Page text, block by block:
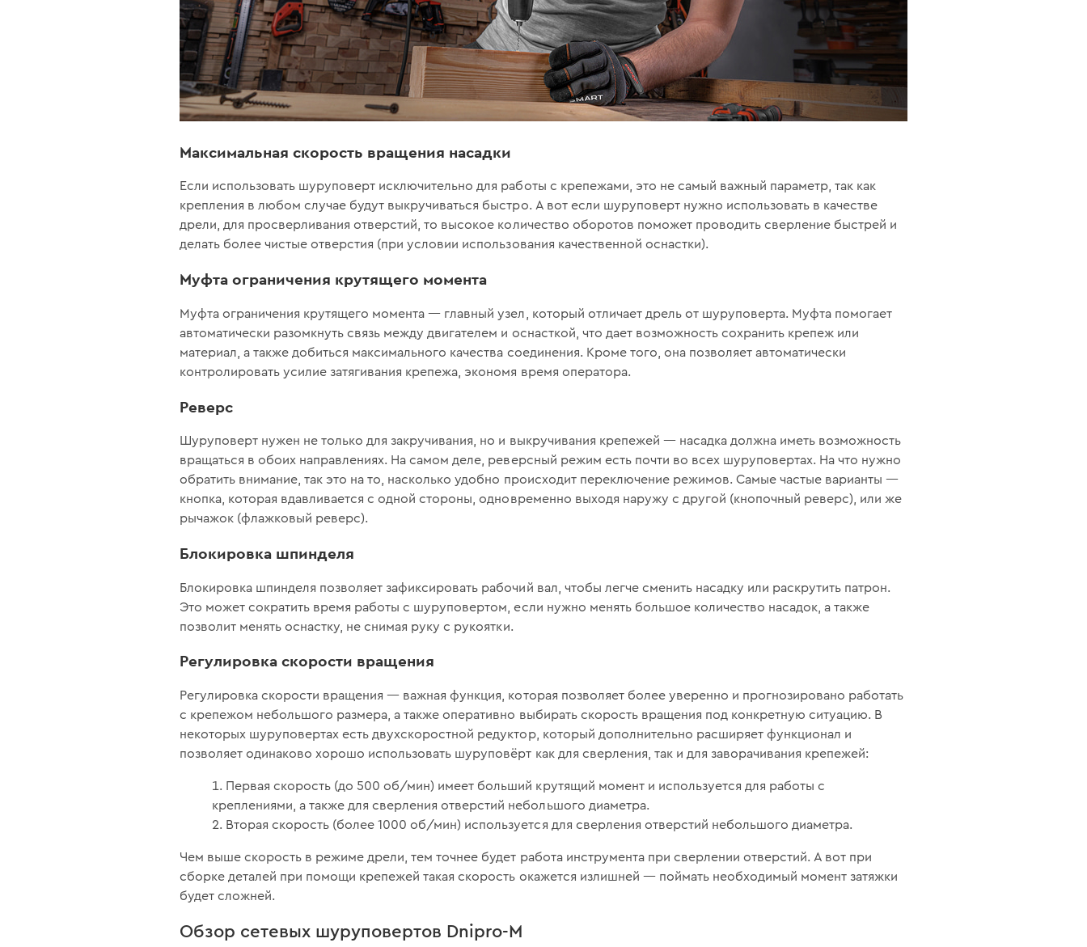
Максимальная скорость вращения насадки
Если использовать шуруповерт исключительно для работы с крепежами, это не самый важный параметр, так как
крепления в любом случае будут выкручиваться быстро. А вот если шуруповерт нужно использовать в качестве
дрели, для просверливания отверстий, то высокое количество оборотов поможет проводить сверление быстрей и
делать более чистые отверстия (при условии использования качественной оснастки).
Муфта ограничения крутящего момента
Муфта ограничения крутящего момента — главный узел, который отличает дрель от шуруповерта. Муфта помогает
автоматически разомкнуть связь между двигателем и оснасткой, что дает возможность сохранить крепеж или
материал, а также добиться максимального качества соединения. Кроме того, она позволяет автоматически
контролировать усилие затягивания крепежа, экономя время оператора.
Реверс
Шуруповерт нужен не только для закручивания, но и выкручивания крепежей — насадка должна иметь возможность
вращаться в обоих направлениях. На самом деле, реверсный режим есть почти во всех шуруповертах. На что нужно
обратить внимание, так это на то, насколько удобно происходит переключение режимов. Самые частые варианты —
кнопка, которая вдавливается с одной стороны, одновременно выходя наружу с другой (кнопочный реверс), или же
рычажок (флажковый реверс).
Блокировка шпинделя
Блокировка шпинделя позволяет зафиксировать рабочий вал, чтобы легче сменить насадку или раскрутить патрон.
Это может сократить время работы с шуруповертом, если нужно менять большое количество насадок, а также
позволит менять оснастку, не снимая руку с рукоятки.
Регулировка скорости вращения
Регулировка скорости вращения — важная функция, которая позволяет более уверенно и прогнозировано работать
с крепежом небольшого размера, а также оперативно выбирать скорость вращения под конкретную ситуацию. В
некоторых шуруповертах есть двухскоростной редуктор, который дополнительно расширяет функционал и
позволяет одинаково хорошо использовать шуруповёрт как для сверления, так и для заворачивания крепежей:
Первая скорость (до 500 об/мин) имеет больший крутящий момент и используется для работы с
креплениями, а также для сверления отверстий небольшого диаметра.
Вторая скорость (более 1000 об/мин) используется для сверления отверстий небольшого диаметра.
Чем выше скорость в режиме дрели, тем точнее будет работа инструмента при сверлении отверстий. А вот при
сборке деталей при помощи крепежей такая скорость окажется излишней — поймать необходимый момент затяжки
будет сложней.
Обзор сетевых шуруповертов Dnipro-M